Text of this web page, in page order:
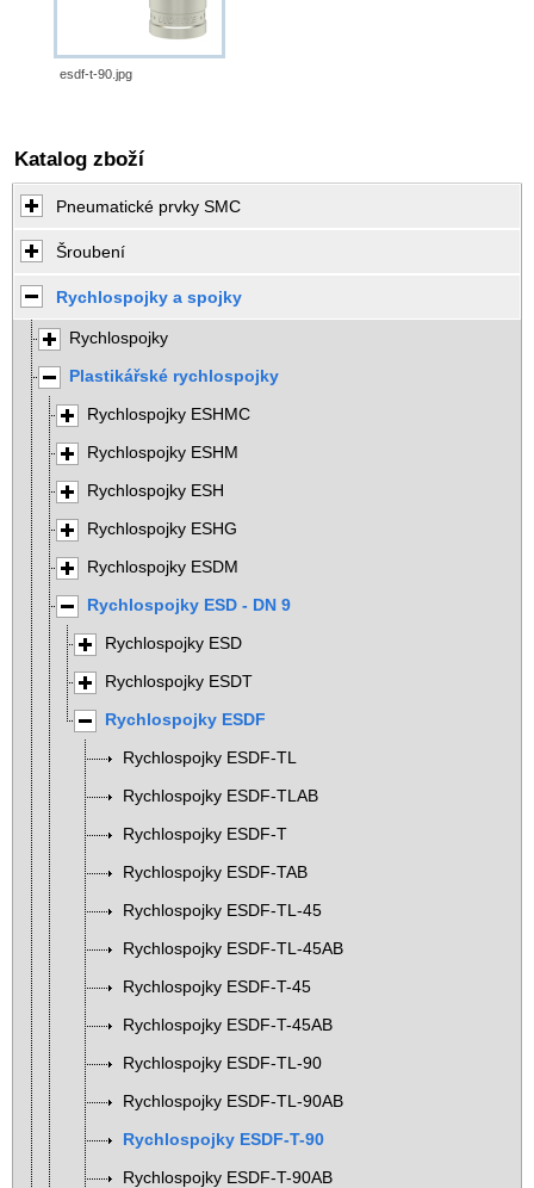
esdf-t-90.jpg
Katalog zboží
Pneumatické prvky SMC
Šroubení
Rychlospojky a spojky
Rychlospojky
Plastikářské rychlospojky
Rychlospojky ESHMC
Rychlospojky ESHM
Rychlospojky ESH
Rychlospojky ESHG
Rychlospojky ESDM
Rychlospojky ESD - DN 9
Rychlospojky ESD
Rychlospojky ESDT
Rychlospojky ESDF
Rychlospojky ESDF-TL
Rychlospojky ESDF-TLAB
Rychlospojky ESDF-T
Rychlospojky ESDF-TAB
Rychlospojky ESDF-TL-45
Rychlospojky ESDF-TL-45AB
Rychlospojky ESDF-T-45
Rychlospojky ESDF-T-45AB
Rychlospojky ESDF-TL-90
Rychlospojky ESDF-TL-90AB
Rychlospojky ESDF-T-90
Rychlospojky ESDF-T-90AB